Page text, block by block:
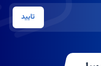
تایید